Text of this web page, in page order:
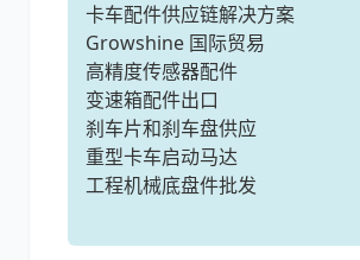
卡车配件供应链解决方案
Growshine 国际贸易
高精度传感器配件
变速箱配件出口
刹车片和刹车盘供应
重型卡车启动马达
工程机械底盘件批发